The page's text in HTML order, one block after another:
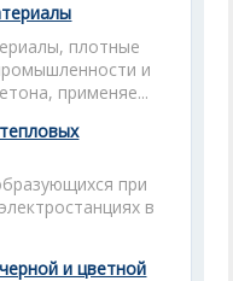
плотные
и
применяе...
при
в
и цветной